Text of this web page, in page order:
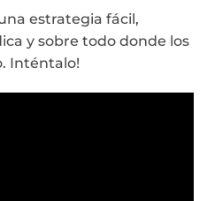
estrategia fácil,
y sobre todo donde los
Inténtalo!